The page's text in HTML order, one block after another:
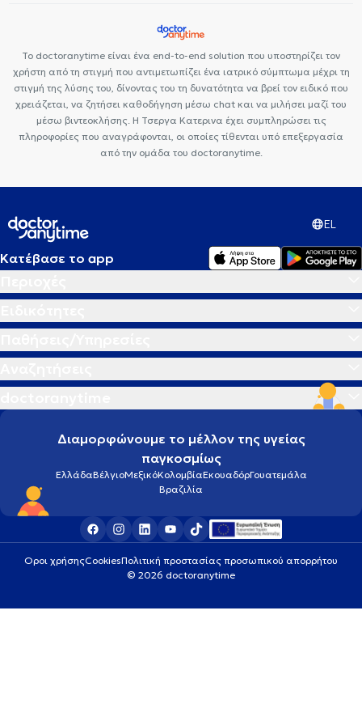
Το doctoranytime είναι ένα end-to-end solution που υποστηρίζει τον
χρήστη από τη στιγμή που αντιμετωπίζει ένα ιατρικό σύμπτωμα μέχρι τη
στιγμή της λύσης του, δίνοντας του τη δυνατότητα να βρεί τον ειδικό που
χρειάζεται, να ζητήσει καθοδήγηση μέσω chat και να μιλήσει μαζί του
μέσω βιντεοκλήσης. Η Τσεργα Κατερινα έχει συμπληρώσει τις
πληροφορίες που αναγράφονται, οι οποίες τίθενται υπό επεξεργασία
από την ομάδα του doctoranytime.
EL
Κατέβασε το app
Διαμορφώνουμε το μέλλον της υγείας
παγκοσμίως
ΕλλάδαΒέλγιοΜεξικόΚολομβίαΕκουαδόρΓουατεμάλα
Βραζιλία
Οροι χρήσηςCookiesΠολιτική προστασίας προσωπικού απορρήτου
© 2026 doctoranytime